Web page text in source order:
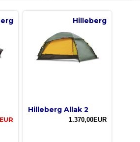
Hilleberg
Hilleberg Allak 2
1.370,00EUR